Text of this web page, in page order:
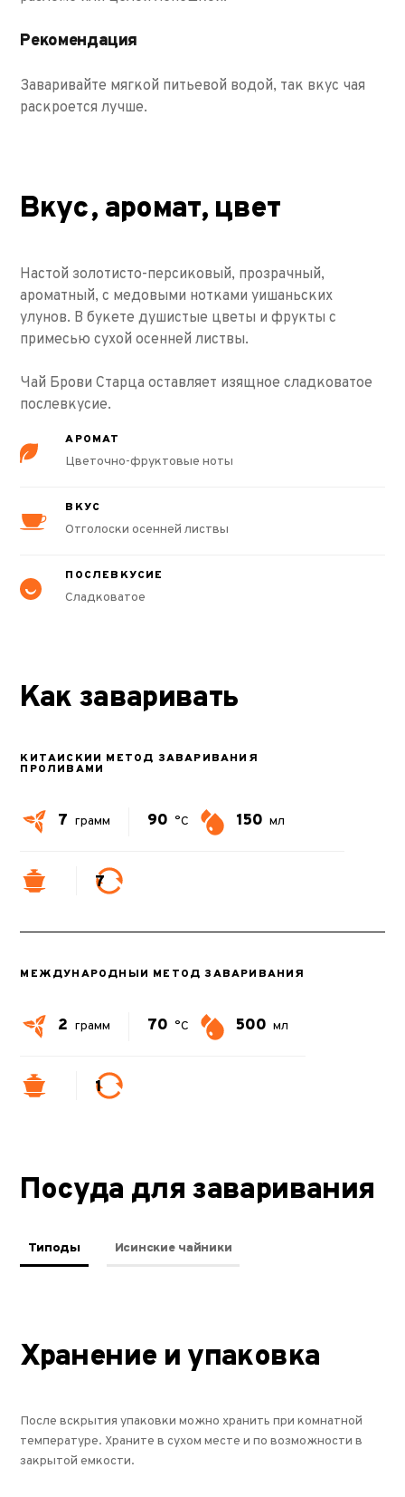
Рекомендация
Заваривайте мягкой питьевой водой, так вкус чая
раскроется лучше.
Вкус, аромат, цвет
Настой золотисто-персиковый, прозрачный,
ароматный, с медовыми нотками уишаньских
улунов. В букете душистые цветы и фрукты с
примесью сухой осенней листвы.
Чай Брови Старца оставляет изящное сладковатое
послевкусие.
АРОМАТ
Цветочно-фруктовые ноты
ВКУС
Отголоски осенней листвы
ПОСЛЕВКУСИЕ
Сладковатое
Как заваривать
КИТАЙСКИЙ МЕТОД ЗАВАРИВАНИЯ
ПРОЛИВАМИ
7 грамм 90 °C 150 мл
7
МЕЖДУНАРОДНЫЙ МЕТОД ЗАВАРИВАНИЯ
2 грамм 70 °C 500 мл
1
Посуда для заваривания
Типоды Исинские чайники
Хранение и упаковка
После вскрытия упаковки можно хранить при комнатной
температуре. Храните в сухом месте и по возможности в
закрытой емкости.